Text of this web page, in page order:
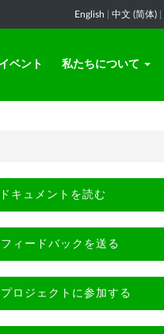
English 中文 (简体)
イベント 私たちについて
ドキュメントを読む
フィードバックを送る
プロジェクトに参加する